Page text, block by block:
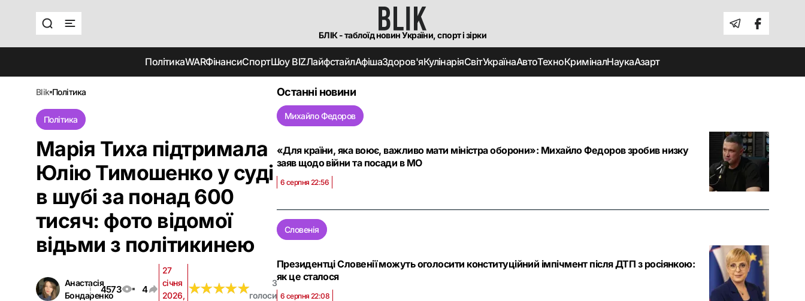
БЛІК - таблоїд новин України, спорт і зірки
ПолітикаWARФінансиСпортШоу BIZЛайфстайлАфішаЗдоров'яКулінаріяСвітУкраїнаАвтоТехноКриміналНаукаАзарт
blik політика
Політика
Марія Тиха підтримала
Юлію Тимошенко у суді
в шубі за понад 600
тисяч: фото відомої
відьми з політикинею
Анастасія
Бондаренко
4573 4
27
січня
2026, ★★★★★
★★★★★
3
голоси
Останні новини
Михайло Федоров
«Для країни, яка воює, важливо мати міністра оборони»: Михайло Федоров зробив низку
заяв щодо війни та посади в МО
6 серпня 22:56
Словенія
Президентці Словенії можуть оголосити конституційний імпічмент після ДТП з росіянкою:
як це сталося
6 серпня 22:08